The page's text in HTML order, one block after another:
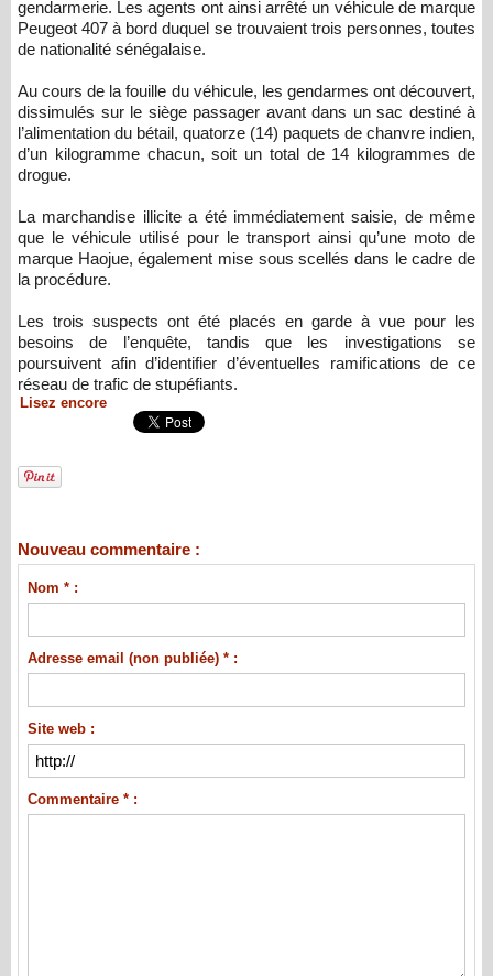
gendarmerie. Les agents ont ainsi arrêté un véhicule de marque
Peugeot 407 à bord duquel se trouvaient trois personnes, toutes
de nationalité sénégalaise.
Au cours de la fouille du véhicule, les gendarmes ont découvert,
dissimulés sur le siège passager avant dans un sac destiné à
l’alimentation du bétail, quatorze (14) paquets de chanvre indien,
d’un kilogramme chacun, soit un total de 14 kilogrammes de
drogue.
La marchandise illicite a été immédiatement saisie, de même
que le véhicule utilisé pour le transport ainsi qu’une moto de
marque Haojue, également mise sous scellés dans le cadre de
la procédure.
Les trois suspects ont été placés en garde à vue pour les
besoins de l’enquête, tandis que les investigations se
poursuivent afin d’identifier d’éventuelles ramifications de ce
réseau de trafic de stupéfiants.
Lisez encore
Nouveau commentaire :
Nom * :
Adresse email (non publiée) * :
Site web :
Commentaire * :